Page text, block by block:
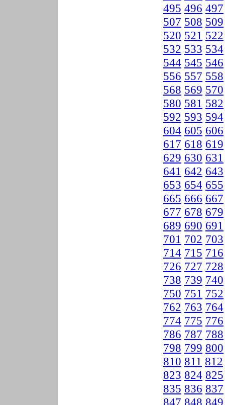
495 496 497
507 508 509
520 521 522
532 533 534
544 545 546
556 557 558
568 569 570
580 581 582
592 593 594
604 605 606
617 618 619
629 630 631
641 642 643
653 654 655
665 666 667
677 678 679
689 690 691
701 702 703
714 715 716
726 727 728
738 739 740
750 751 752
762 763 764
774 775 776
786 787 788
798 799 800
810 811 812
823 824 825
835 836 837
847 848 849